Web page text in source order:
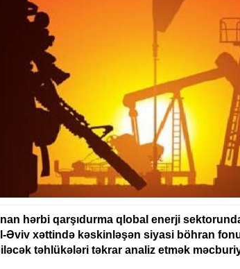
hərbi qarşıdurma qlobal enerji
Əviv xəttində kəskinləşən siyasi böhran
təhlükələri təkrar analiz etmək